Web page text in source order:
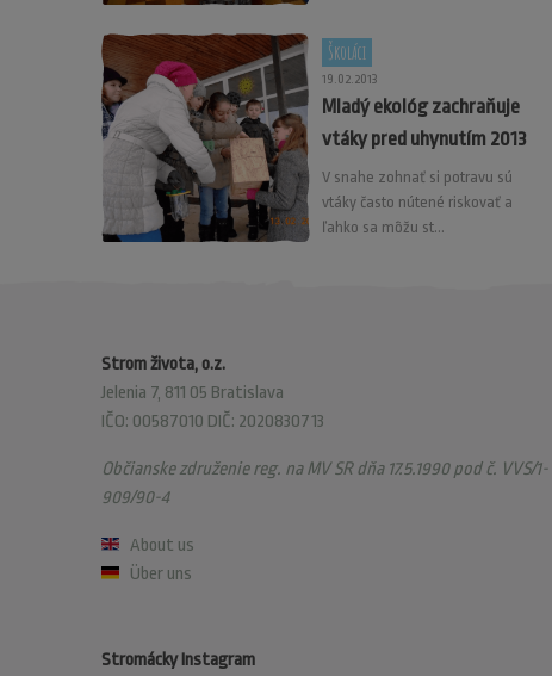
Školáci
19.02.2013
Mladý ekológ zachraňuje
vtáky pred uhynutím 2013
V snahe zohnať si potravu sú
vtáky často nútené riskovať a
ľahko sa môžu st...
Strom života, o.z.
Jelenia 7, 811 05 Bratislava
IČO: 00587010 DIČ: 2020830713
Občianske združenie reg. na MV SR dňa 17.5.1990 pod č. VVS/1-
909/90-4
About us
Über uns
Stromácky Instagram